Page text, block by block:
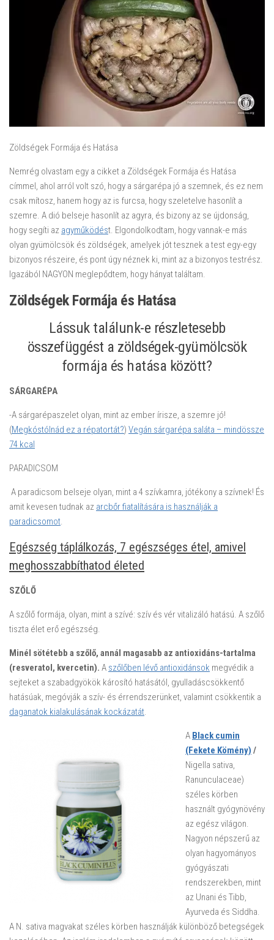
Zöldségek Formája és Hatása
Nemrég olvastam egy a cikket a Zöldségek Formája és Hatása
címmel, ahol arról volt szó, hogy a sárgarépa jó a szemnek, és ez nem
csak mítosz, hanem hogy az is furcsa, hogy szeletelve hasonlít a
szemre. A dió belseje hasonlít az agyra, és bizony az se újdonság,
hogy segíti az agyműködést. Elgondolkodtam, hogy vannak-e más
olyan gyümölcsök és zöldségek, amelyek jót tesznek a test egy-egy
bizonyos részeire, és pont úgy néznek ki, mint az a bizonyos testrész.
Igazából NAGYON meglepődtem, hogy hányat találtam.
Zöldségek Formája és Hatása
Lássuk találunk-e részletesebb
összefüggést a zöldségek-gyümölcsök
formája és hatása között?
SÁRGARÉPA
-A sárgarépaszelet olyan, mint az ember írisze, a szemre jó!
(Megkóstólnád ez a répatortát?) Vegán sárgarépa saláta – mindössze
74 kcal
PARADICSOM
A paradicsom belseje olyan, mint a 4 szívkamra, jótékony a szívnek! És
amit kevesen tudnak az arcbőr fiatalítására is használják a
paradicsomot.
Egészség táplálkozás, 7 egészséges étel, amivel
meghosszabbíthatod életed
SZŐLŐ
A szőlő formája, olyan, mint a szívé: szív és vér vitalizáló hatású. A szőlő
tiszta élet erő egészség.
Minél sötétebb a szőlő, annál magasabb az antioxidáns-tartalma
(resveratol, kvercetin). A szőlőben lévő antioxidánsok megvédik a
sejteket a szabadgyökök károsító hatásától, gyulladáscsökkentő
hatásúak, megóvják a szív- és érrendszerünket, valamint csökkentik a
daganatok kialakulásának kockázatát.
A Black cumin
(Fekete Kömény) /
Nigella sativa,
Ranunculaceae)
széles körben
használt gyógynövény
az egész világon.
Nagyon népszerű az
olyan hagyományos
gyógyászati
rendszerekben, mint
az Unani és Tibb,
Ayurveda és Siddha.
A N. sativa magvakat széles körben használják különböző betegségek